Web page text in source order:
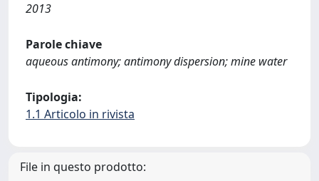
2013
Parole chiave
aqueous antimony; antimony dispersion; mine water
Tipologia:
1.1 Articolo in rivista
File in questo prodotto: